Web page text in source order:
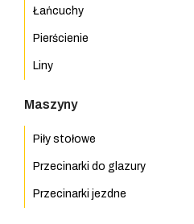
Łańcuchy
Pierścienie
Liny
Maszyny
Piły stołowe
Przecinarki do glazury
Przecinarki jezdne